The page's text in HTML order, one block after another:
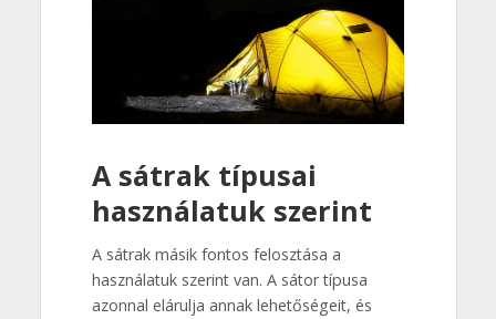
A sátrak típusai
használatuk szerint
A sátrak másik fontos felosztása a
használatuk szerint van. A sátor típusa
azonnal elárulja annak lehetőségeit, és